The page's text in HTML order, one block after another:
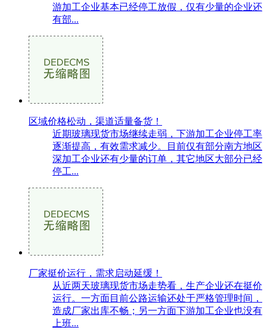
游加工企业基本已经停工放假，仅有少量的企业还
有部...
区域价格松动，渠道适量备货！
近期玻璃现货市场继续走弱，下游加工企业停工率
逐渐提高，有效需求减少。目前仅有部分南方地区
深加工企业还有少量的订单，其它地区大部分已经
停工...
厂家挺价运行，需求启动延缓！
从近两天玻璃现货市场走势看，生产企业还在挺价
运行。一方面目前公路运输还处于严格管理时间，
造成厂家出库不畅；另一方面下游加工企业也没有
上班...